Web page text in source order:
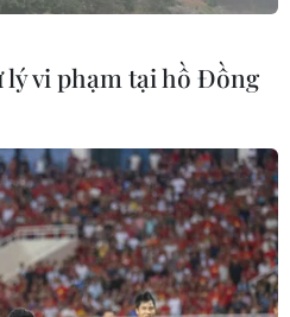
lý vi phạm tại hồ Đồng